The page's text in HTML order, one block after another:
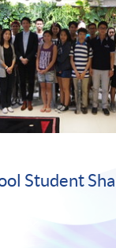
Student